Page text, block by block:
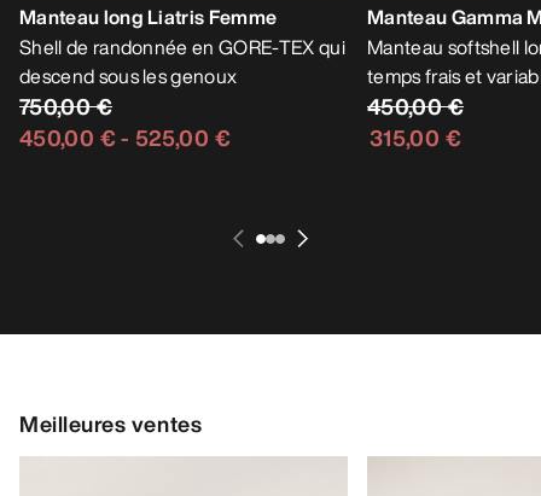
Manteau long Liatris Femme
Shell de randonnée en GORE-TEX qui
descend sous les genoux
750,00 €
450,00 €- 525,00 €
Manteau Gamma
Manteau softshell
temps frais et
450,00 €
315,00 €
Meilleures ventes